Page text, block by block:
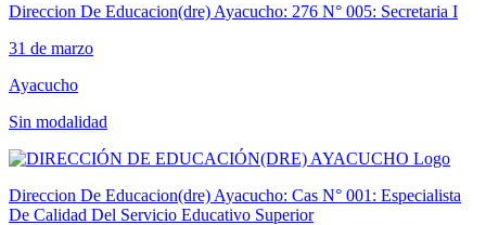
Direccion De Educacion(dre) Ayacucho: 276 N° 005: Secretaria I
31 de marzo
Ayacucho
Sin modalidad
Direccion De Educacion(dre) Ayacucho: Cas N° 001: Especialista
De Calidad Del Servicio Educativo Superior